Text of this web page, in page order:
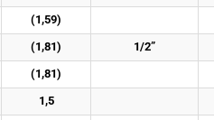
(1,59)
(1,81)
1/2”
(1,81)
1,5